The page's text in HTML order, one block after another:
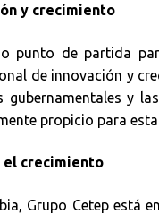
y crecimiento
punto de partida
de innovación y
gubernamentales y
propicio para
el crecimiento
Grupo Cetep está